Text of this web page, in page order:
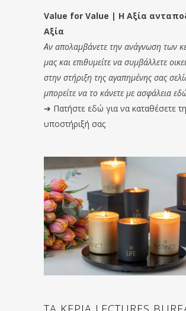
Value for Value | Η Αξία
Αξία
Αν απολαμβάνετε την ανάγνωση των
μας και επιθυμείτε να συμβάλλετε
στην στήριξη της αγαπημένης σας
μπορείτε να το κάνετε με ασφάλεια
➔ Πατήστε εδώ για να καταθέσετε
υποστήριξή σας